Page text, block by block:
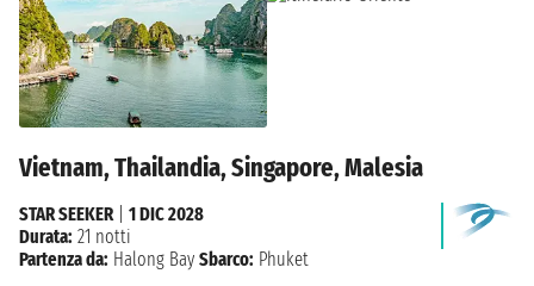
Vietnam, Thailandia, Singapore, Malesia
STAR SEEKER| 1 DIC 2028
Durata: 21 notti
Partenza da: Halong Bay Sbarco: Phuket